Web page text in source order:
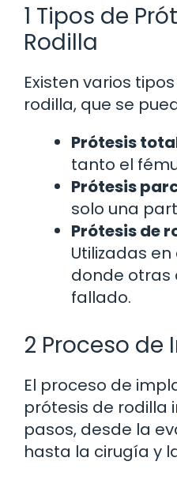
1 Tipos de
Rodilla
Existen varios
rodilla, que se
Prótesis
tanto el
Prótesis
solo una
Prótesis de
Utilizadas
donde otras
fallado.
2 Proceso
El proceso de
prótesis de rodilla
pasos, desde la
hasta la cirugía y